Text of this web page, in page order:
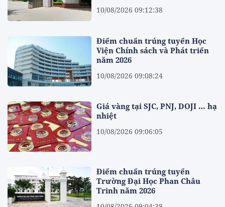
10/08/2026 09:12:38
Điểm chuẩn trúng tuyển Học
Viện Chính sách và Phát triển
năm 2026
10/08/2026 09:08:24
Giá vàng tại SJC, PNJ, DOJI … hạ
nhiệt
10/08/2026 09:06:05
Điểm chuẩn trúng tuyển
Trường Đại Học Phan Châu
Trinh năm 2026